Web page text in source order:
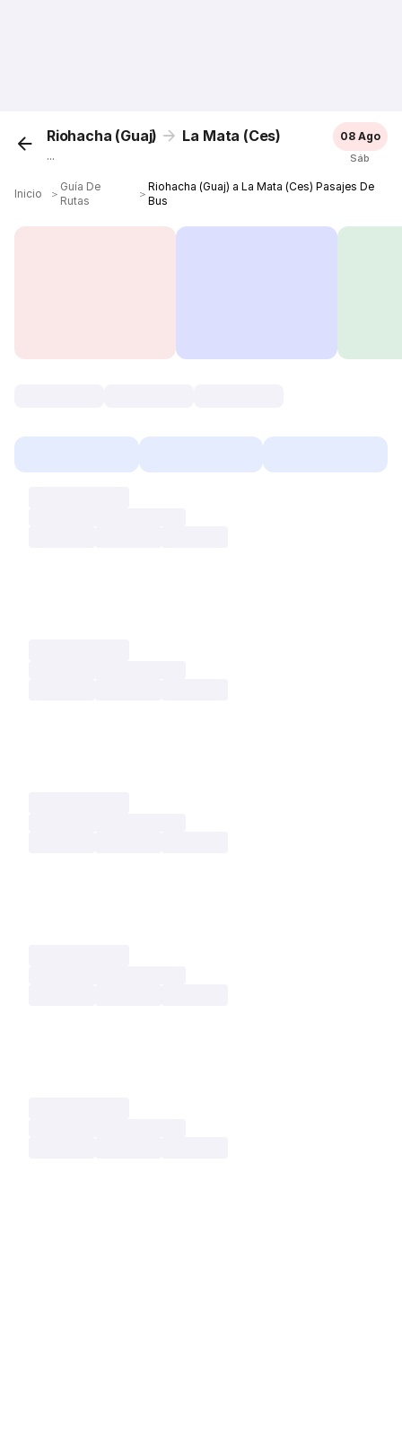
Riohacha (Guaj) La Mata (Ces)
...
08 Ago
Sáb
Inicio ＞
Guía De
Rutas
＞
Riohacha (Guaj) a La Mata (Ces) Pasajes De
Bus